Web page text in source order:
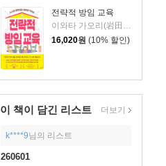
전략적 방임 교육
16,020원 (10% 할인)
이 책이 담긴 리스트 더보기
k****9님의 리스트
260601